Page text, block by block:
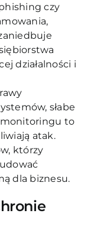
czy
działalności i
słabe
monitoringu to
atak.
którzy
dla biznesu.